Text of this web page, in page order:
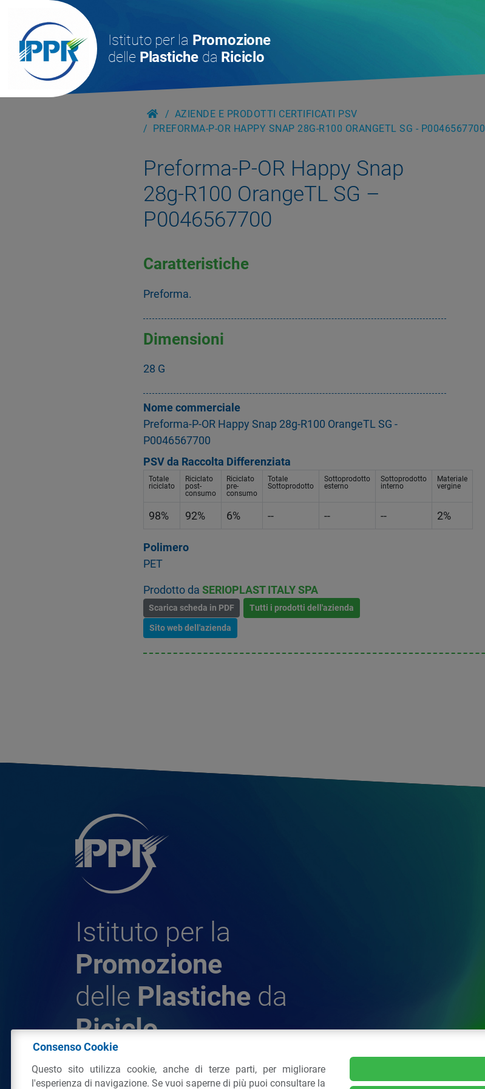
Istituto per la Promozione
delle Plastiche da Riciclo
AZIENDE E PRODOTTI CERTIFICATI PSV
PREFORMA-P-OR HAPPY SNAP 28G-R100 ORANGETL SG - P0046567700
Preforma-P-OR Happy Snap
28g-R100 OrangeTL SG –
P0046567700
Caratteristiche
Preforma.
Dimensioni
28 G
Nome commerciale
Preforma-P-OR Happy Snap 28g-R100 OrangeTL SG -
P0046567700
PSV da Raccolta Differenziata
Totale
riciclato
Riciclato
post-
consumo
Riciclato
pre-
consumo
Totale
Sottoprodotto
Sottoprodotto
esterno
Sottoprodotto
interno
Materiale
vergine
98% 92% 6% -- -- -- 2%
Polimero
PET
Prodotto da SERIOPLAST ITALY SPA
Scarica scheda in PDF Tutti i prodotti dell'azienda
Sito web dell'azienda
Istituto per la
Promozione
delle Plastiche da
Riciclo
© 2026 - IPPR Istituto per la Promozione delle Plastiche
Consenso Cookie
Questo sito utilizza cookie, anche di terze parti, per migliorare
l'esperienza di navigazione. Se vuoi saperne di più puoi consultare la